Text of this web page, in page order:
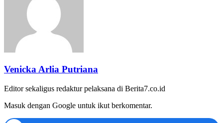
Venicka Arlia Putriana
Editor sekaligus redaktur pelaksana di Berita7.co.id
Masuk dengan Google untuk ikut berkomentar.